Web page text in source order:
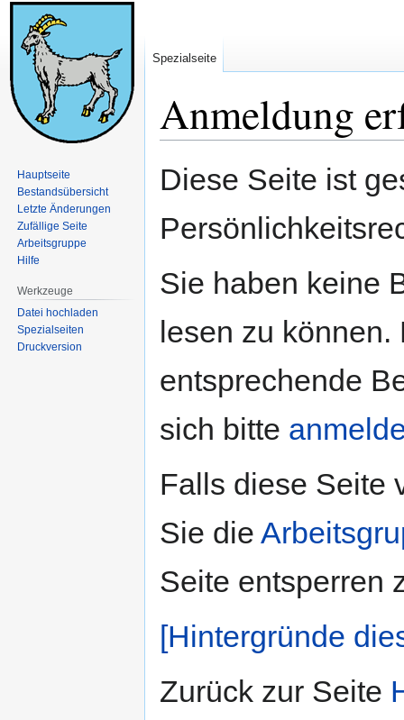
Anmeldung
Navigation
Suche
Diese Seite ist
Sie haben keine
lesen zu
entsprechende
sich bitte
Falls diese Seite
Sie die
Seite entsperren
[Hintergründe
Zurück zur Seite
Spezialseite
Hauptseite
Bestandsübersicht
Letzte Änderungen
Zufällige Seite
Arbeitsgruppe
Hilfe
Werkzeuge
Datei hochladen
Spezialseiten
Druckversion